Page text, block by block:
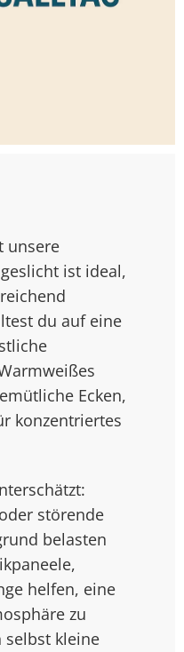
unsere
ist ideal,
du auf eine
Ecken,
konzentriertes
störende
belasten
helfen, eine
zu
selbst kleine